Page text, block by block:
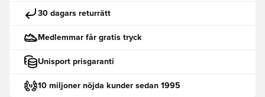
30 dagars returrätt
Medlemmar får gratis tryck
Unisport prisgaranti
10 miljoner nöjda kunder sedan 1995